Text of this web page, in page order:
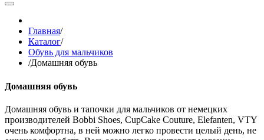
Главная/
Каталог/
Обувь для мальчиков
/Домашняя обувь
Домашняя обувь
Домашняя обувь и тапочки для мальчиков от немецких
производителей Bobbi Shoes, CupCake Couture, Elefanten, VTY
очень комфортна, в ней можно легко провести целый день, не